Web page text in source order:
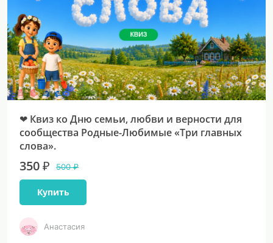
❤ Квиз ко Дню семьи, любви и верности для
сообщества Родные-Любимые «Три главных
слова».
350 ₽ 500 ₽
Купить
Анастасия